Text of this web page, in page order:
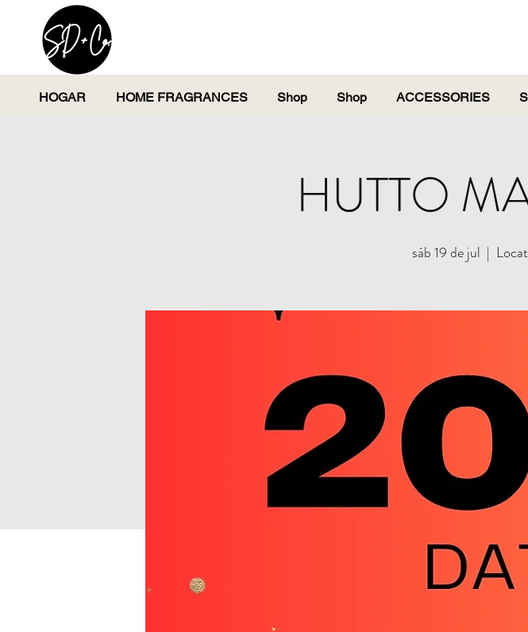
HOGAR HOME FRAGRANCES Shop Shop ACCESSORIES
HUTTO
sáb 19 de jul
  |